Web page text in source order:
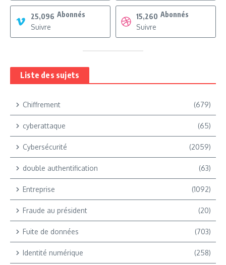
25,096 Abonnés
Suivre
15,260 Abonnés
Suivre
Liste des sujets
Chiffrement (679)
cyberattaque (65)
Cybersécurité (2059)
double authentification (63)
Entreprise (1092)
Fraude au président (20)
Fuite de données (703)
Identité numérique (258)